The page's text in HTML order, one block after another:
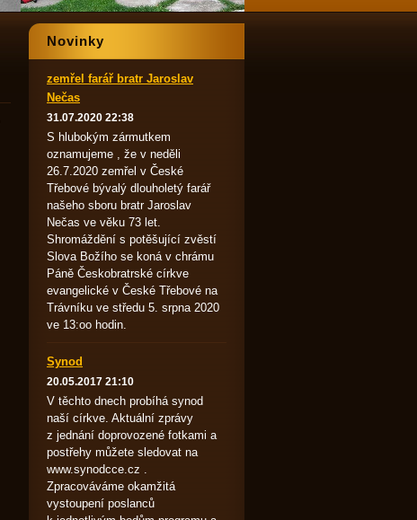
Novinky
zemřel farář bratr Jaroslav
Nečas
31.07.2020 22:38
S hlubokým zármutkem
oznamujeme , že v neděli
26.7.2020 zemřel v České
Třebové bývalý dlouholetý farář
našeho sboru bratr Jaroslav
Nečas ve věku 73 let.
Shromáždění s potěšující zvěstí
Slova Božího se koná v chrámu
Páně Českobratrské církve
evangelické v České Třebové na
Trávníku ve středu 5. srpna 2020
ve 13:oo hodin.
Synod
20.05.2017 21:10
V těchto dnech probíhá synod
naší církve. Aktuální zprávy
z jednání doprovozené fotkami a
postřehy můžete sledovat na
www.synodcce.cz .
Zpracováváme okamžitá
vystoupení poslanců